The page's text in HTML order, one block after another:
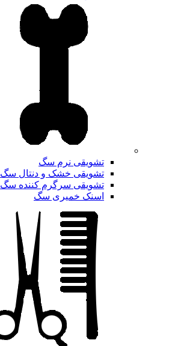
تشویقی نرم سگ
تشویقی خشک و دنتال سگ
تشویقی سرگرم کننده سگ
اسنک خمیری سگ